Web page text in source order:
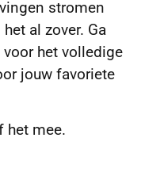
stromen
al zover. Ga
voor het volledige
jouw favoriete
het mee.